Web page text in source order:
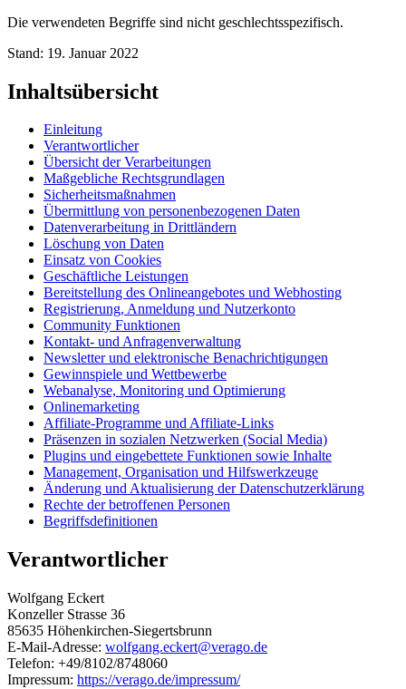
Die verwendeten Begriffe sind nicht geschlechtsspezifisch.
Stand: 19. Januar 2022
Inhaltsübersicht
Einleitung
Verantwortlicher
Übersicht der Verarbeitungen
Maßgebliche Rechtsgrundlagen
Sicherheitsmaßnahmen
Übermittlung von personenbezogenen Daten
Datenverarbeitung in Drittländern
Löschung von Daten
Einsatz von Cookies
Geschäftliche Leistungen
Bereitstellung des Onlineangebotes und Webhosting
Registrierung, Anmeldung und Nutzerkonto
Community Funktionen
Kontakt- und Anfragenverwaltung
Newsletter und elektronische Benachrichtigungen
Gewinnspiele und Wettbewerbe
Webanalyse, Monitoring und Optimierung
Onlinemarketing
Affiliate-Programme und Affiliate-Links
Präsenzen in sozialen Netzwerken (Social Media)
Plugins und eingebettete Funktionen sowie Inhalte
Management, Organisation und Hilfswerkzeuge
Änderung und Aktualisierung der Datenschutzerklärung
Rechte der betroffenen Personen
Begriffsdefinitionen
Verantwortlicher
Wolfgang Eckert
Konzeller Strasse 36
85635 Höhenkirchen-Siegertsbrunn
E-Mail-Adresse: wolfgang.eckert@verago.de
Telefon: +49/8102/8748060
Impressum: https://verago.de/impressum/